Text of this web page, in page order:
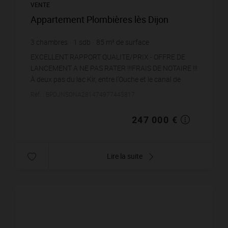
VENTE
Appartement Plombières lès Dijon
3 chambres sdb 85 m² de surface
2 905,88 € prix / m²
EXCELLENT RAPPORT QUALITE/PRIX - OFFRE DE
LANCEMENT A NE PAS RATER !!!FRAIS DE NOTAIRE !!!
À deux pas du lac Kir, entre l’Ouche et le canal de
247 000 €
Lire la suite